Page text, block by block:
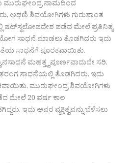
ನಾಮದಿಂದ
ಅಥಣಿ ಶಿವಯೋಗಿಗಳು ಗುರುಶಾಂತ
ಷಟ್​ಸ್ಥಲೋಪದೇಶ ಪಡೆದ ಮೇಲೆ ಪ್ರತಿನಿತ್ಯ
ಸಾಧನೆ ಮಾಡಲು ತೊಡಗಿದರು ಇದು
ಸಾಧನೆಗೆ ಪೂರಕವಾಯಿತು.
ಮಹತ್ತ್ವಪೂರ್ಣವಾದುದೇ ಸರಿ.
ಸಾಧನೆಯಲ್ಲಿ ತೊಡಗಿದರು. ಇದು
ಮುರುಘೕಂದ್ರ ಶಿವಯೋಗಿಗಳು
ಮೇಲೆ 20 ವರ್ಷ ಕಾಲ
ಇದು ಅವರ ವ್ಯಕ್ತಿತ್ವವನ್ನು ಬೆಳೆಸಲು